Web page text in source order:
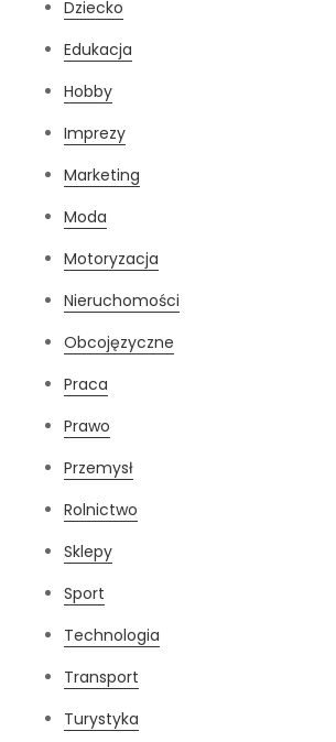
Dziecko
Edukacja
Hobby
Imprezy
Marketing
Moda
Motoryzacja
Nieruchomości
Obcojęzyczne
Praca
Prawo
Przemysł
Rolnictwo
Sklepy
Sport
Technologia
Transport
Turystyka